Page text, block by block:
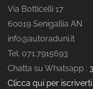
Via Botticelli 17
60019 Senigallia AN
info@autoraduni.it
Tel. 071.7915693
Chatta su Whatsapp :
Clicca qui per